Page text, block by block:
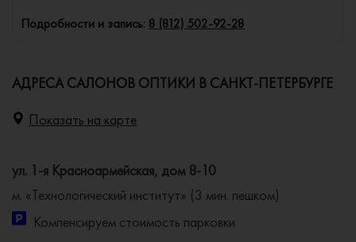
Подробности и запись: 8 (812) 502-92-28
АДРЕСА САЛОНОВ ОПТИКИ В САНКТ-ПЕТЕРБУРГЕ
Показать на карте
ул. 1-я Красноармейская, дом 8-10
м. «Технологический институт» (3 мин. пешком)
Компенсируем стоимость парковки